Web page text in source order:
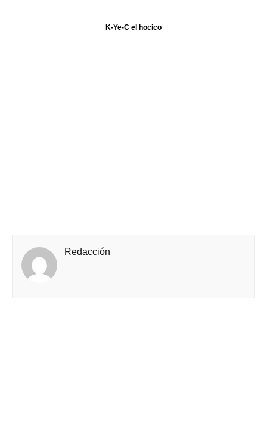
K-Ye-C el hocico
Redacción